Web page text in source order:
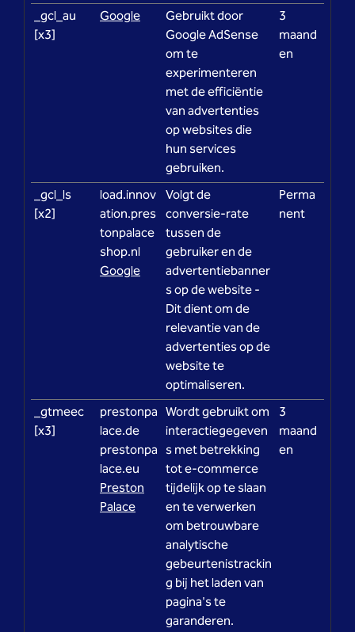
_gcl_au
[x3]
Google
Gebruikt door
Google AdSense
om te
experimenteren
met de efficiëntie
van advertenties
op websites die
hun services
gebruiken.
3
maand
en
_gcl_ls
[x2]
load.innov
ation.pres
tonpalace
shop.nl
Google
Volgt de
conversie-rate
tussen de
gebruiker en de
advertentiebanner
s op de website -
Dit dient om de
relevantie van de
advertenties op de
website te
optimaliseren.
Perma
nent
_gtmeec
[x3]
prestonpa
lace.de
prestonpa
lace.eu
Preston
Palace
Wordt gebruikt om
interactiegegeven
s met betrekking
tot e-commerce
tijdelijk op te slaan
en te verwerken
om betrouwbare
analytische
gebeurtenistrackin
g bij het laden van
pagina's te
garanderen.
3
maand
en